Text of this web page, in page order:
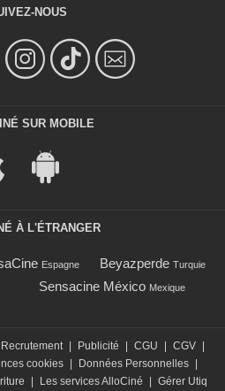
NOUS
SUR MOBILE
À L'ÉTRANGER
Espagne Beyazperde Turquie
Sensacine México Mexique
Recrutement | Publicité | CGU | CGV |
cookies | Données Personnelles |
| Les services AlloCiné | Gérer Utiq